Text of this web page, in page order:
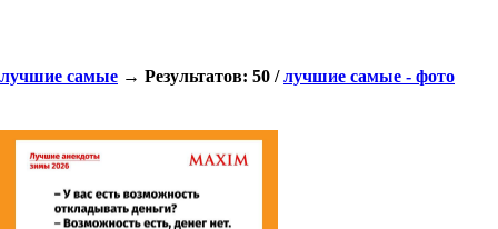
лучшие самые → Результатов: 50 /лучшие самые - фото